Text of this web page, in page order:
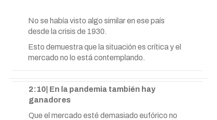
No se había visto algo similar en ese país
desde la crisis de 1930.
Esto demuestra que la situación es crítica y el
mercado no lo está contemplando.
2:10| En la pandemia también hay
ganadores
Que el mercado esté demasiado eufórico no